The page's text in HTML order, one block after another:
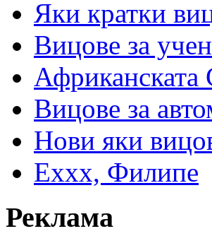
Яки кратки
Вицове за
Африканската
Вицове за
Нови яки
Еххх, Филипе
Реклама